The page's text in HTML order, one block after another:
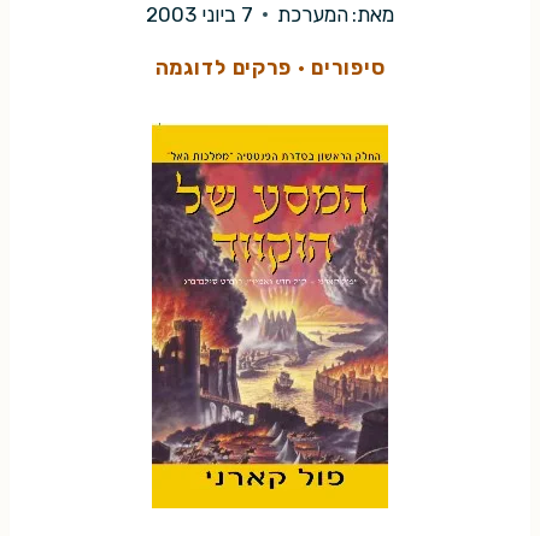
מאת: המערכת 7 ביוני 2003
סיפורים · פרקים לדוגמה